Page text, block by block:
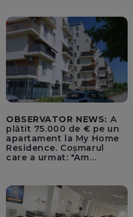
OBSERVATOR NEWS: A
plătit 75.000 de € pe un
apartament la My Home
Residence. Coșmarul
care a urmat: "Am